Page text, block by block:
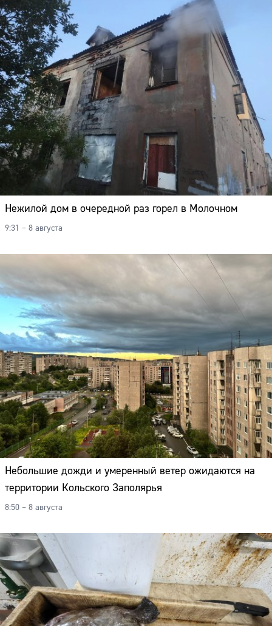
Нежилой дом в очередной раз горел в Молочном
9:31 – 8 августа
Небольшие дожди и умеренный ветер ожидаются на
территории Кольского Заполярья
8:50 – 8 августа
Сайт: